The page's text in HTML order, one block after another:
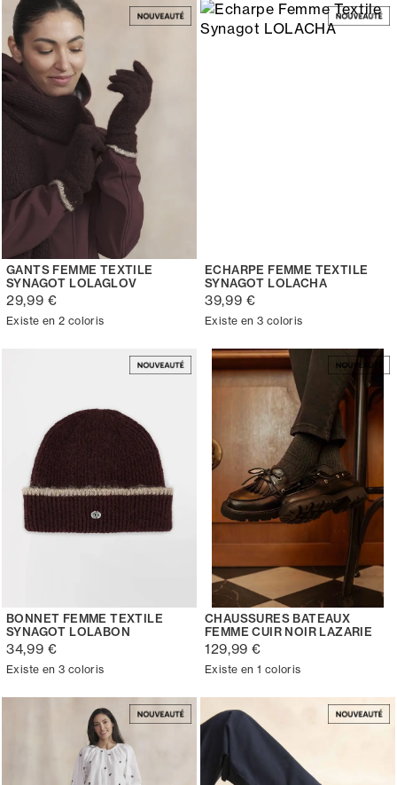
GANTS FEMME TEXTILE
SYNAGOT LOLAGLOV
29,99 €
Existe en 2 coloris
ECHARPE FEMME TEXTILE
SYNAGOT LOLACHA
39,99 €
Existe en 3 coloris
BONNET FEMME TEXTILE
SYNAGOT LOLABON
34,99 €
Existe en 3 coloris
CHAUSSURES BATEAUX
FEMME CUIR NOIR LAZARIE
129,99 €
Existe en 1 coloris